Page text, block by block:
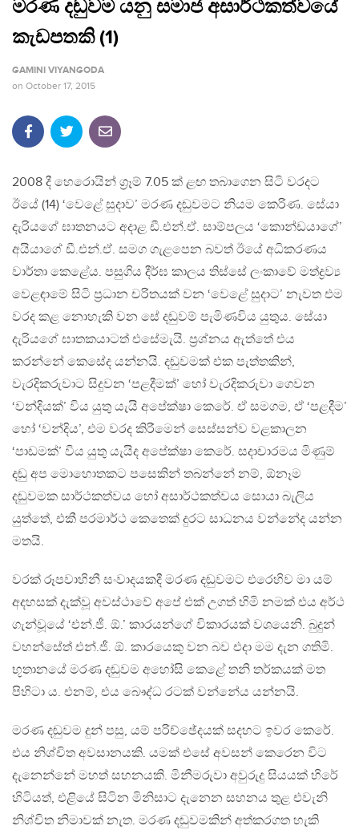
මරණ දඬුවම යනු සමාජ අසාර්ථකත්වයේ
කැඩපතකි (1)
GAMINI VIYANGODA
on October 17, 2015
2008 දී හෙරොයින් ග‍්‍රෑම් 7.05 ක් ළඟ තබාගෙන සිටි වරදට
ඊයේ (14) ‘වෙළේ සුදාව’ මරණ දඬුවමට නියම කෙරිණ. සේයා
දැරියගේ ඝාතනයට අදාළ ඩී.එන්.ඒ. සාම්පලය ‘කොන්ඩයාගේ’
අයියාගේ ඩී.එන්.ඒ. සමග ගැළපෙන බවත් ඊයේ අධිකරණය
වාර්තා කෙළේය. පසුගිය දීර්ඝ කාලය තිස්සේ ලංකාවේ මත්ද්‍රව්‍ය
වෙළඳාමේ සිටි ප‍්‍රධාන චරිතයක් වන ‘වෙළේ සුදාට’ නැවත එම
වරද කළ නොහැකි වන සේ දඬුවම් පැමිණවිය යුතුය. සේයා
දැරියගේ ඝාතකයාටත් එසේමැයි. ප‍්‍රශ්නය ඇත්තේ එය
කරන්නේ කෙසේද යන්නයි. දඬුවමක් එක පැත්තකින්,
වැරදිකරුවාට සිදුවන ‘පළදීමක්’ හෝ වැරදිකරුවා ගෙවන
‘වන්දියක්’ විය යුතු යැයි අපේක්ෂා කෙරේ. ඒ සමගම, ඒ ‘පළදීම’
හෝ ‘වන්දිය’, එම වරද කිරීමෙන් සෙස්සන්ව වළකාලන
‘පාඩමක්’ විය යුතු යැයිද අපේක්ෂා කෙරේ. සදාචාරමය මිණුම්
දඬු අප මොහොතකට පසෙකින් තබන්නේ නම්, ඕනෑම
දඬුවමක සාර්ථකත්වය හෝ අසාර්ථකත්වය සොයා බැලිය
යුත්තේ, එකී පරමාර්ථ කෙතෙක් දුරට සාධනය වන්නේද යන්න
මතයි.
වරක් රූපවාහිනී සංවාදයකදී මරණ දඬුවමට එරෙහිව මා යම්
අදහසක් දැක්වූ අවස්ථාවේ අපේ එක් උගත් හිමි නමක් එය අර්ථ
ගැන්වූයේ ‘එන්.ජී. ඕ.’ කාරයන්ගේ විකාරයක් වශයෙනි. බුදුන්
වහන්සේත් එන්.ජී. ඕ. කාරයෙකු වන බව එදා මම දැන ගතිමි.
භූතානයේ මරණ දඬුවම අහෝසි කෙළේ තනි තර්කයක් මත
පිහිටා ය. එනම්, එය බෞද්ධ රටක් වන්නේය යන්නයි.
මරණ දඬුවම දුන් පසු, යම් පරිච්ඡේදයක් සදහට ඉවර කෙරේ.
එය නිශ්චිත අවසානයකි. යමක් එසේ අවසන් කෙරෙන විට
දැනෙන්නේ මහත් සහනයකි. මිනීමරුවා අවුරුදු සියයක් හිරේ
හිටියත්, එළියේ සිටින මිනිසාට දැනෙන සහනය තුළ එවැනි
නිශ්චිත නිමාවක් නැත. මරණ දඬුවමකින් අත්කරගත හැකි